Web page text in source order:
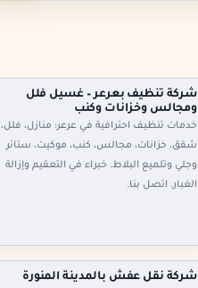
شركة تنظيف بعرعر – غسيل فلل
ومجالس وخزانات وكنب
خدمات تنظيف احترافية في عرعر: منازل، فلل،
شقق، خزانات، مجالس، كنب، موكيت، ستائر
وجلي وتلميع البلاط. خبراء في التعقيم وإزالة
الغبار. اتصل بنا.
شركة نقل عفش بالمدينة المنورة